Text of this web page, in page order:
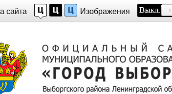
сайта Изображения